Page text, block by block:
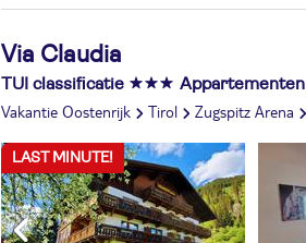
Via Claudia
TUI classificatie Appartementen
Vakantie Oostenrijk Tirol Zugspitz Arena
LAST MINUTE!